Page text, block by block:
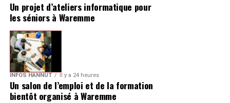
Un projet d’ateliers informatique pour
les séniors à Waremme
INFOS HANNUT Il y a 24 heures
Un salon de l’emploi et de la formation
bientôt organisé à Waremme